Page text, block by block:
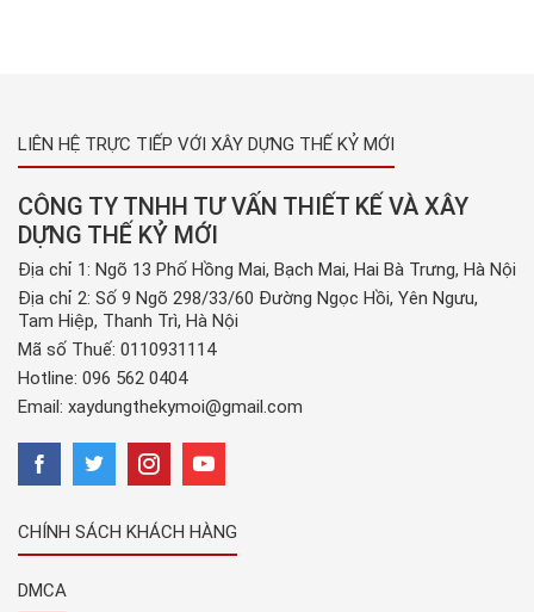
LIÊN HỆ TRỰC TIẾP VỚI XÂY DỰNG THẾ KỶ MỚI
CÔNG TY TNHH TƯ VẤN THIẾT KẾ VÀ XÂY
DỰNG THẾ KỶ MỚI
Địa chỉ 1: Ngõ 13 Phố Hồng Mai, Bạch Mai, Hai Bà Trưng, Hà Nội
Địa chỉ 2: Số 9 Ngõ 298/33/60 Đường Ngọc Hồi, Yên Ngưu,
Tam Hiệp, Thanh Trì, Hà Nội
Mã số Thuế: 0110931114
Hotline: 096 562 0404
Email: xaydungthekymoi@gmail.com
CHÍNH SÁCH KHÁCH HÀNG
DMCA